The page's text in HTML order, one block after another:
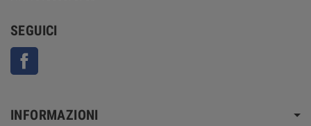
SEGUICI
INFORMAZIONI